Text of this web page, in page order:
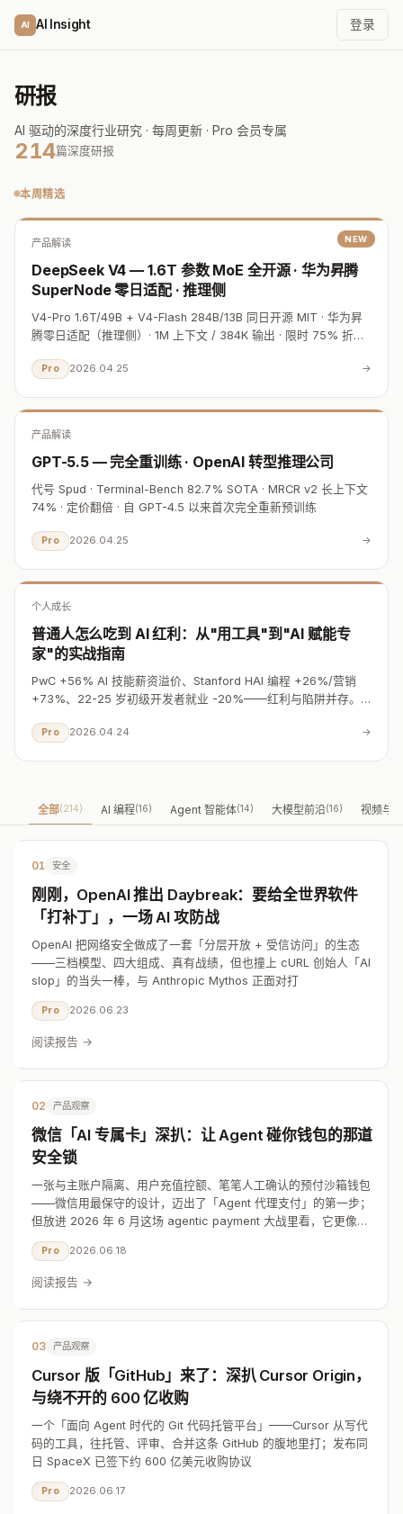
AI AI Insight 登录
研报
AI 驱动的深度行业研究 · 每周更新 · Pro 会员专属
214篇深度研报
本周精选
NEW
产品解读
DeepSeek V4 — 1.6T 参数 MoE 全开源 · 华为昇腾
SuperNode 零日适配 · 推理侧
V4-Pro 1.6T/49B + V4-Flash 284B/13B 同日开源 MIT · 华为昇
腾零日适配（推理侧）· 1M 上下文 / 384K 输出 · 限时 75% 折扣
Pro 2026.04.25 →
产品解读
GPT-5.5 — 完全重训练 · OpenAI 转型推理公司
代号 Spud · Terminal-Bench 82.7% SOTA · MRCR v2 长上下文
74% · 定价翻倍 · 自 GPT-4.5 以来首次完全重新预训练
Pro 2026.04.25 →
个人成长
普通人怎么吃到 AI 红利：从"用工具"到"AI 赋能专
家"的实战指南
PwC +56% AI 技能薪资溢价、Stanford HAI 编程 +26%/营销
+73%、22-25 岁初级开发者就业 -20%——红利与陷阱并存。
Code/Cursor/Perplexity/NotebookLM/Midjourney）、Prompt
Pro 2026.04.24 →
全部(214) AI 编程(16) Agent 智能体(14) 大模型前沿(16) 视频与
01 安全
刚刚，OpenAI 推出 Daybreak：要给全世界软件
「打补丁」，一场 AI 攻防战
OpenAI 把网络安全做成了一套「分层开放 + 受信访问」的生态
——三档模型、四大组成、真有战绩，但也撞上 cURL 创始人「AI
slop」的当头一棒，与 Anthropic Mythos 正面对打
Pro 2026.06.23
阅读报告 →
02 产品观察
微信「AI 专属卡」深扒：让 Agent 碰你钱包的那道
安全锁
一张与主账户隔离、用户充值控额、笔笔人工确认的预付沙箱钱包
——微信用最保守的设计，迈出了「Agent 代理支付」的第一步；
但放进 2026 年 6 月这场 agentic payment 大战里看，它更像跟
随而非领先
Pro 2026.06.18
阅读报告 →
03 产品观察
Cursor 版「GitHub」来了：深扒 Cursor Origin，
与绕不开的 600 亿收购
一个「面向 Agent 时代的 Git 代码托管平台」——Cursor 从写代
码的工具，往托管、评审、合并这条 GitHub 的腹地里打；发布同
日 SpaceX 已签下约 600 亿美元收购协议
Pro 2026.06.17